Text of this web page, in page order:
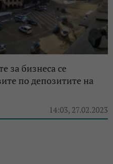
за бизнеса се
по депозитите на
14:03, 27.02.2023